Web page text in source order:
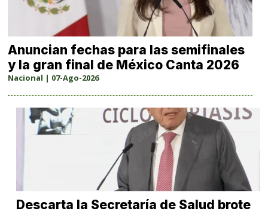
Anuncian fechas para las semifinales
y la gran final de México Canta 2026
Nacional | 07-Ago-2026
Descarta la Secretaría de Salud brote